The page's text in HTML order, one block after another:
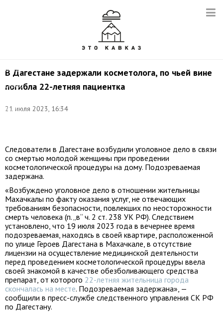
В Дагестане задержали косметолога, по чьей вине
погибла 22-летняя пациентка
21 июля 2023, 16:34
Фото:
пресс-
служба
России
Следователи в Дагестане возбудили уголовное дело в связи
со смертью молодой женщины при проведении
косметологической процедуры на дому. Подозреваемая
задержана.
«Возбуждено уголовное дело в отношении жительницы
Махачкалы по факту оказания услуг, не отвечающих
требованиям безопасности, повлекших по неосторожности
смерть человека (п. „в“ ч. 2 ст. 238 УК РФ). Следствием
установлено, что 19 июля 2023 года в вечернее время
подозреваемая, находясь в своей квартире, расположенной
по улице Героев Дагестана в Махачкале, в отсутствие
лицензии на осуществление медицинской деятельности
перед проведением косметологической процедуры ввела
своей знакомой в качестве обезболивающего средства
препарат, от которого 22-летняя жительница города
скончалась на месте. Подозреваемая задержана», —
сообщили в пресс-службе следственного управления СК РФ
по Дагестану.